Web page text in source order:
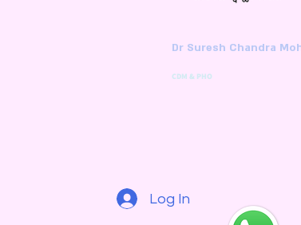
Dr Suresh Chandra
CDM & PHO
Log In